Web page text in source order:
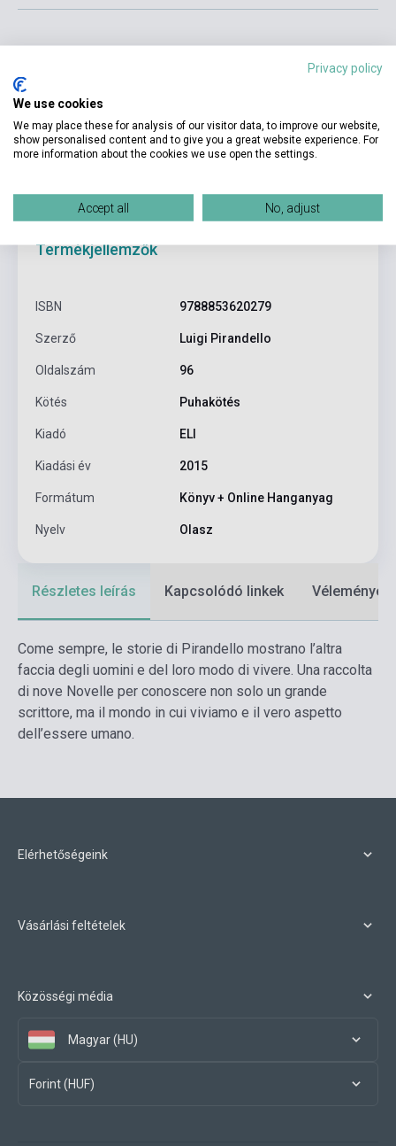
Kosárba
Termékjellemzők
ISBN 9788853620279
Szerző Luigi Pirandello
Oldalszám 96
Kötés Puhakötés
Kiadó ELI
Kiadási év 2015
Formátum Könyv + Online Hanganyag
Nyelv Olasz
Részletes leírás Kapcsolódó linkek Vélemények
Come sempre, le storie di Pirandello mostrano l’altra
faccia degli uomini e del loro modo di vivere. Una raccolta
di nove Novelle per conoscere non solo un grande
scrittore, ma il mondo in cui viviamo e il vero aspetto
dell’essere umano.
Elérhetőségeink
Vásárlási feltételek
Közösségi média
Magyar (HU)
Forint (HUF)
Privacy policy
We use cookies
We may place these for analysis of our visitor data, to improve our website,
show personalised content and to give you a great website experience. For
more information about the cookies we use open the settings.
Accept all No, adjust